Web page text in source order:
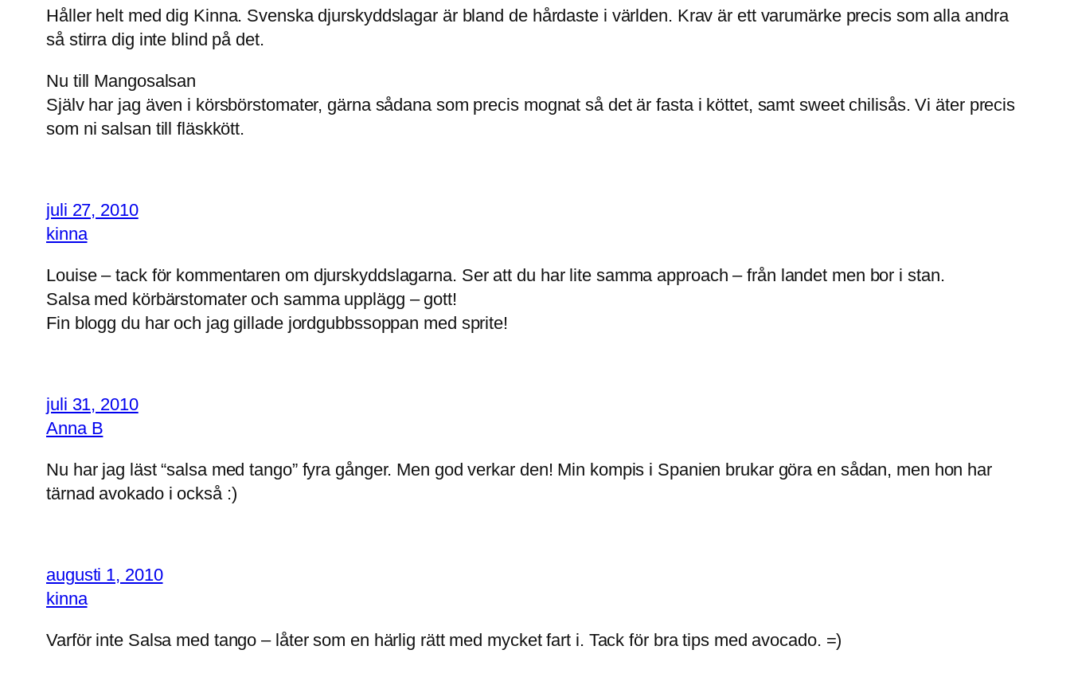
Håller helt med dig Kinna. Svenska djurskyddslagar är bland de hårdaste i världen. Krav är ett varumärke precis som alla andra
så stirra dig inte blind på det.
Nu till Mangosalsan
Själv har jag även i körsbörstomater, gärna sådana som precis mognat så det är fasta i köttet, samt sweet chilisås. Vi äter precis
som ni salsan till fläskkött.
juli 27, 2010
kinna
Louise – tack för kommentaren om djurskyddslagarna. Ser att du har lite samma approach – från landet men bor i stan.
Salsa med körbärstomater och samma upplägg – gott!
Fin blogg du har och jag gillade jordgubbssoppan med sprite!
juli 31, 2010
Anna B
Nu har jag läst “salsa med tango” fyra gånger. Men god verkar den! Min kompis i Spanien brukar göra en sådan, men hon har
tärnad avokado i också :)
augusti 1, 2010
kinna
Varför inte Salsa med tango – låter som en härlig rätt med mycket fart i. Tack för bra tips med avocado. =)